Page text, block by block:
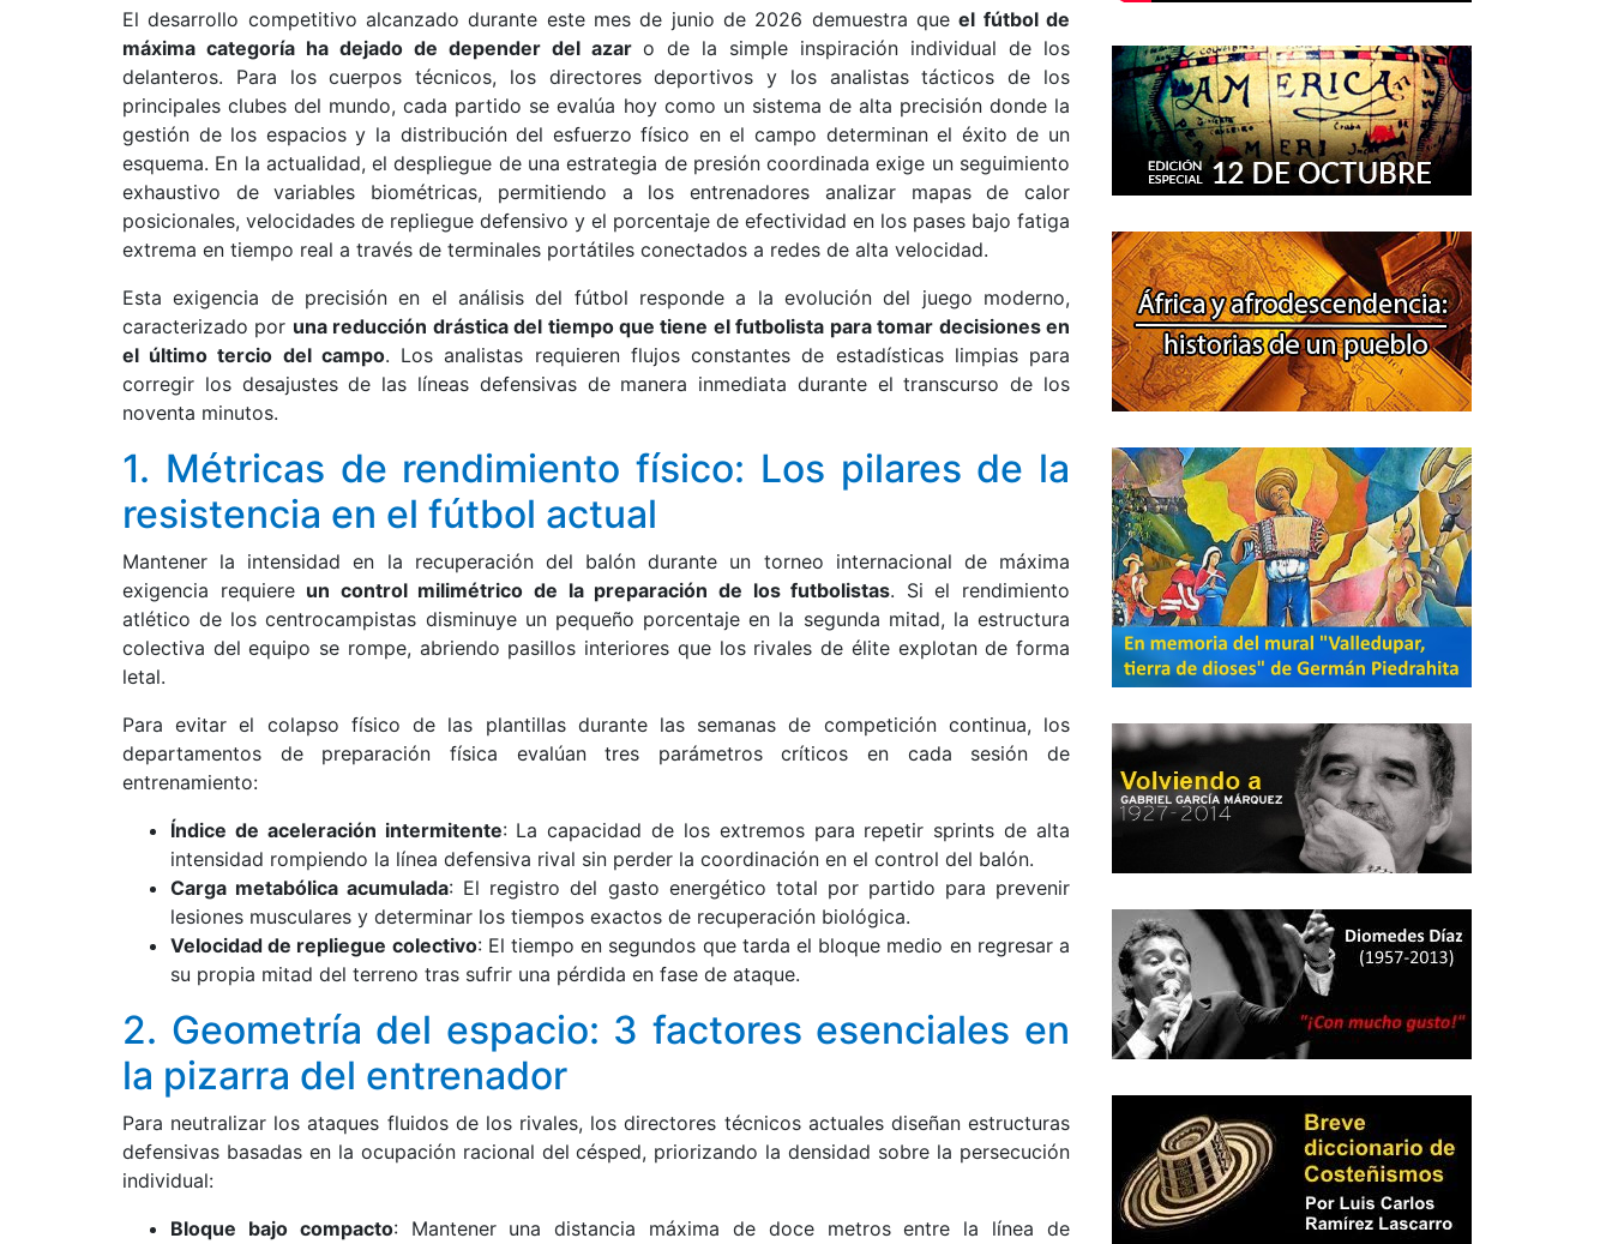
El desarrollo competitivo alcanzado durante este mes de junio de 2026 demuestra queel fútbol de
máxima categoría ha dejado de depender del azaro de la simple inspiración individual de los
delanteros. Para los cuerpos técnicos, los directores deportivos y los analistas tácticos de los
principales clubes del mundo, cada partido se evalúa hoy como un sistema de alta precisión donde la
gestión de los espacios y la distribución del esfuerzo físico en el campo determinan el éxito de un
esquema. En la actualidad, el despliegue de una estrategia de presión coordinada exige un seguimiento
exhaustivo de variables biométricas, permitiendo a los entrenadores analizar mapas de calor
posicionales, velocidades de repliegue defensivo y el porcentaje de efectividad en los pases bajo fatiga
extrema en tiempo real a través de terminales portátiles conectados a redes de alta velocidad.
Esta exigencia de precisión en el análisis del fútbol responde a la evolución del juego moderno,
caracterizado por una reducción drástica del tiempo que tiene el futbolista para tomar decisiones en
el último tercio del campo. Los analistas requieren flujos constantes de estadísticas limpias para
corregir los desajustes de las líneas defensivas de manera inmediata durante el transcurso de los
noventa minutos.
1. Métricas de rendimiento físico: Los pilares de la
resistencia en el fútbol actual
Mantener la intensidad en la recuperación del balón durante un torneo internacional de máxima
exigencia requiere un control milimétrico de la preparación de los futbolistas. Si el rendimiento
atlético de los centrocampistas disminuye un pequeño porcentaje en la segunda mitad, la estructura
colectiva del equipo se rompe, abriendo pasillos interiores que los rivales de élite explotan de forma
letal.
Para evitar el colapso físico de las plantillas durante las semanas de competición continua, los
departamentos de preparación física evalúan tres parámetros críticos en cada sesión de
entrenamiento:
Índice de aceleración intermitente: La capacidad de los extremos para repetir sprints de alta
intensidad rompiendo la línea defensiva rival sin perder la coordinación en el control del balón.
Carga metabólica acumulada: El registro del gasto energético total por partido para prevenir
lesiones musculares y determinar los tiempos exactos de recuperación biológica.
Velocidad de repliegue colectivo: El tiempo en segundos que tarda el bloque medio en regresar a
su propia mitad del terreno tras sufrir una pérdida en fase de ataque.
2. Geometría del espacio: 3 factores esenciales en
la pizarra del entrenador
Para neutralizar los ataques fluidos de los rivales, los directores técnicos actuales diseñan estructuras
defensivas basadas en la ocupación racional del césped, priorizando la densidad sobre la persecución
individual:
Bloque bajo compacto: Mantener una distancia máxima de doce metros entre la línea de